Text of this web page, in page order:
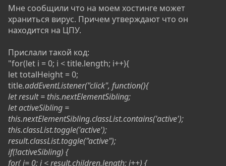
Мне сообщили что на моем хостинге может
храниться вирус. Причем утверждают что он
находится на ЦПУ.
Прислали такой код:
"for(let i = 0; i < title.length; i++){
let totalHeight = 0;
title.addEventListener("click", function(){
let result = this.nextElementSibling;
let activeSibling =
this.nextElementSibling.classList.contains('active');
this.classList.toggle('active');
result.classList.toggle("active");
if(!activeSibling) {
for( i= 0; i < result.children.length; i++) {